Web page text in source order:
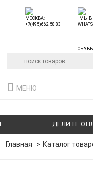
ДЕЛИТЕ ОПЛАТУ
МЕНЮ
Главная Каталог